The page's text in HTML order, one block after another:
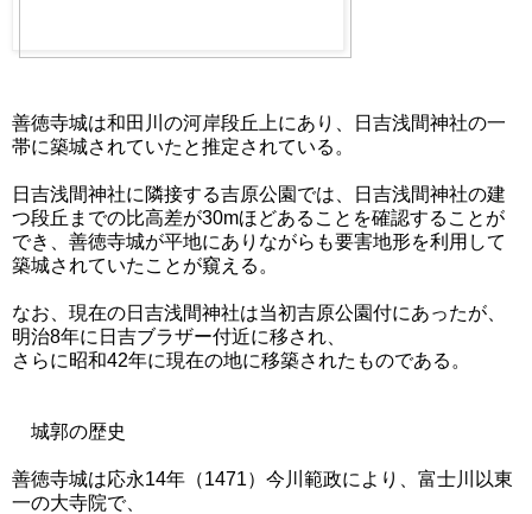
善徳寺城は和田川の河岸段丘上にあり、
日吉浅間神社の一
帯に築城されていたと推定されている。
日吉浅間神社に隣接する吉原公園では、日吉浅間神社の建
つ段丘までの比高差が30mほどあることを確認することが
でき、善徳寺城が平地にありながらも要害地形を利用して
築城されていたことが窺える。
なお、現在の日吉浅間神社は当初吉原公園付にあったが、
明治8年に日吉ブラザー付近に移され、
さらに昭和42年に現在の地に移築されたものである。
城郭の歴史
善徳寺城は応永14年（1471）今川範政により、富士川以東
一の大寺院で、